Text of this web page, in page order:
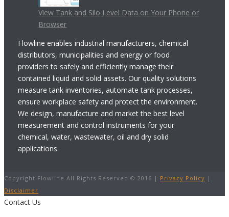
View Tank and Silo Level Data on Your Phone or
Browser
Flowline enables industrial manufacturers, chemical
distributors, municipalities and energy or food
providers to safely and efficiently manage their
contained liquid and solid assets. Our quality solutions
measure tank inventories, automate tank processes,
ensure workplace safety and protect the environment.
We design, manufacture and market the best level
measurement and control instruments for your
chemical, water, wastewater, oil and dry solid
applications.
Copyright Flowline All Rights Reserved © 2016 | Privacy Policy |
Disclaimer
Contact Us